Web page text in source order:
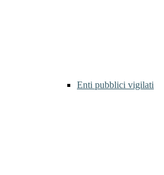
Enti pubblici vigilati